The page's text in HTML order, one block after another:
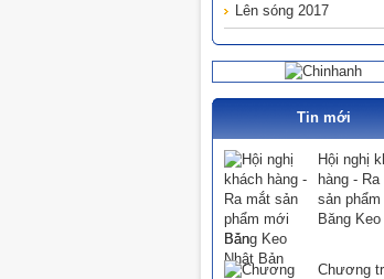
Lên sóng 2017
Tin mới
Hội nghị
hàng -
sản
Băng
Bản
Chương